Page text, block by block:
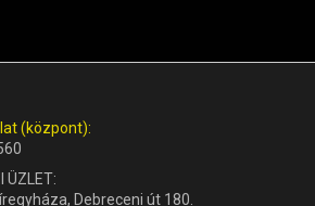
(központ):
ÜZLET:
Debreceni út 180.